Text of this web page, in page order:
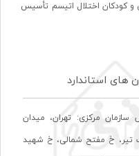
و کودکان اختلال اتیسم تأسیس
های استاندارد
سازمان مرکزی: تهران، ميدان
تير، خ مفتح شمالی، خ شهيد